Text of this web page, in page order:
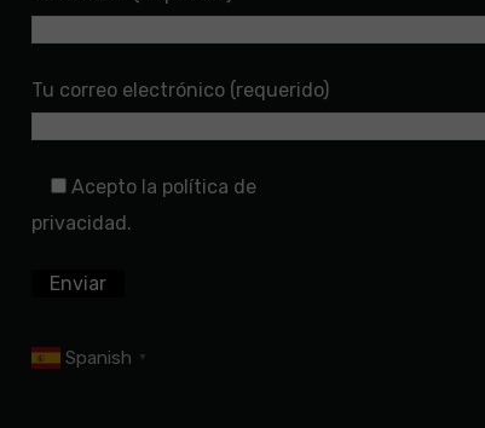
Tu correo electrónico (requerido)
Acepto la política de
privacidad.
Spanish ▼